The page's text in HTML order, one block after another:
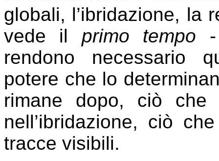
globali, l’ibridazione, la
vede il primo tempo -
rendono necessario
potere che lo
rimane dopo, ciò che
nell’ibridazione, ciò
tracce visibili.